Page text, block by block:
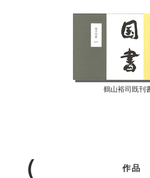
鶴山裕司既刊
作品